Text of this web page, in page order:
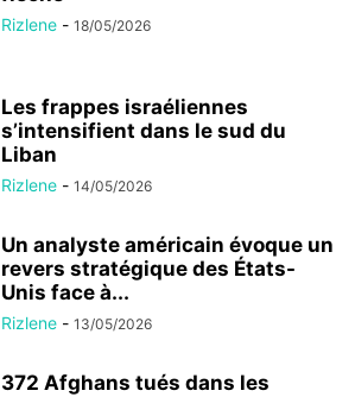
Rizlene - 18/05/2026
Les frappes israéliennes
s’intensifient dans le sud du
Liban
Rizlene - 14/05/2026
Un analyste américain évoque un
revers stratégique des États-
Unis face à...
Rizlene - 13/05/2026
372 Afghans tués dans les